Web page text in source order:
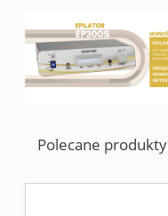
Polecane produkty